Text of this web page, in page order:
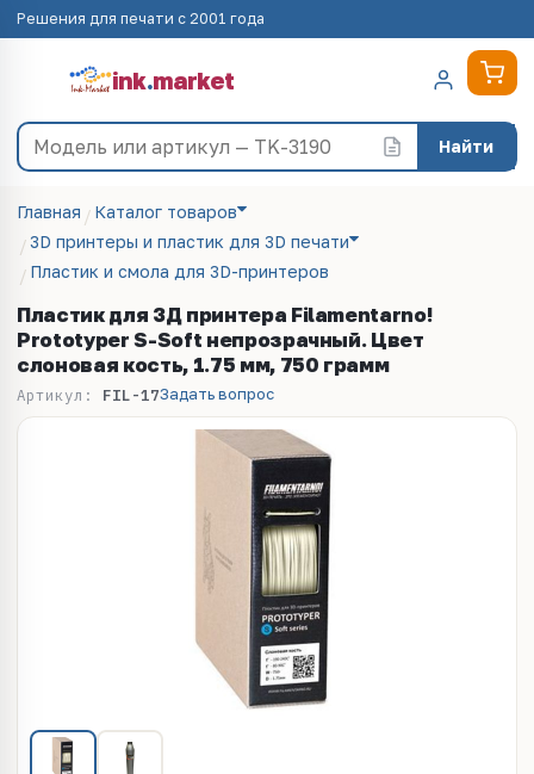
Решения для печати с 2001 года
ink.market
Найти
Главная
Каталог товаров
3D принтеры и пластик для 3D печати
Пластик и смола для 3D-принтеров
Пластик для 3Д принтера Filamentarno!
Prototyper S-Soft непрозрачный. Цвет
слоновая кость, 1.75 мм, 750 грамм
Артикул: FIL-17Задать вопрос